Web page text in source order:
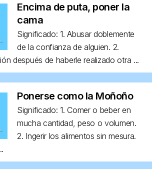
Encima de puta, poner la
cama
Significado: 1. Abusar doblemente
de la confianza de alguien. 2.
después de haberle realizado otra ...
Ponerse como la Moñoño
Significado: 1. Comer o beber en
mucha cantidad, peso o volumen.
2. Ingerir los alimentos sin mesura.